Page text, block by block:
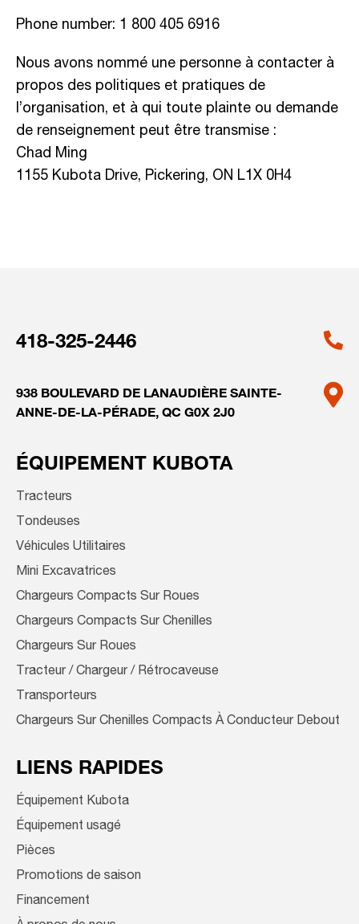
Phone number: 1 800 405 6916
Nous avons nommé une personne à contacter à
propos des politiques et pratiques de
l’organisation, et à qui toute plainte ou demande
de renseignement peut être transmise :
Chad Ming
1155 Kubota Drive, Pickering, ON L1X 0H4
418-325-2446
938 BOULEVARD DE LANAUDIÈRE SAINTE-
ANNE-DE-LA-PÉRADE, QC G0X 2J0
ÉQUIPEMENT KUBOTA
Tracteurs
Tondeuses
Véhicules Utilitaires
Mini Excavatrices
Chargeurs Compacts Sur Roues
Chargeurs Compacts Sur Chenilles
Chargeurs Sur Roues
Tracteur / Chargeur / Rétrocaveuse
Transporteurs
Chargeurs Sur Chenilles Compacts À Conducteur Debout
LIENS RAPIDES
Équipement Kubota
Équipement usagé
Pièces
Promotions de saison
Financement